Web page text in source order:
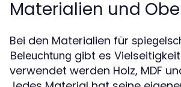
Materialien und
Bei den Materialien für
Beleuchtung gibt es
verwendet werden Holz, MDF